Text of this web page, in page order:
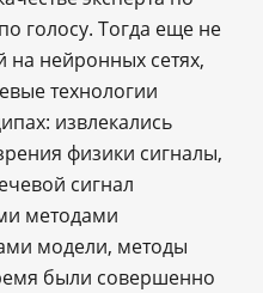
голосу. Тогда еще не
нейронных сетях,
технологии
извлекались
физики сигналы,
сигнал
методами
модели, методы
были совершенно